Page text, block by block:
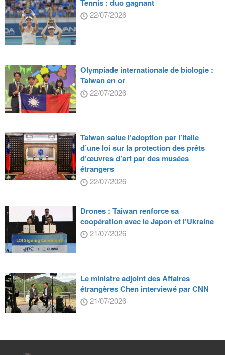
Tennis : duo gagnant
22/07/2026
Olympiade internationale de biologie :
Taiwan en or
22/07/2026
Taiwan salue l’adoption par l’Italie
d’une loi sur la protection des prêts
d’œuvres d’art par des musées
étrangers
22/07/2026
Drones : Taiwan renforce sa
coopération avec le Japon et l’Ukraine
21/07/2026
Le ministre adjoint des Affaires
étrangères Chen interviewé par CNN
21/07/2026